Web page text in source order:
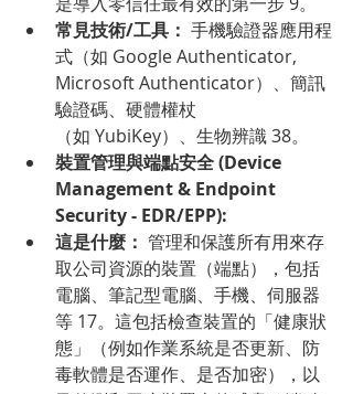
常見技術/工具： 手機驗證器應用程
式（如 Google Authenticator,
Microsoft Authenticator）、簡訊
驗證碼、硬體權杖
（如 YubiKey）、生物辨識 38。
裝置管理與端點安全 (Device
Management & Endpoint
Security - EDR/EPP):
這是什麼： 管理和保護所有用來存
取公司資源的裝置（端點），包括
電腦、筆記型電腦、手機、伺服器
等 17。這包括檢查裝置的「健康狀
態」（例如作業系統是否更新、防
毒軟體是否運作、是否加密），以